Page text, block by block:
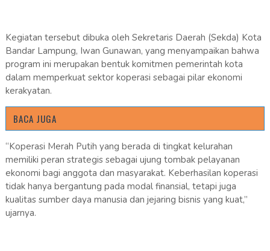
Kegiatan tersebut dibuka oleh Sekretaris Daerah (Sekda) Kota
Bandar Lampung, Iwan Gunawan, yang menyampaikan bahwa
program ini merupakan bentuk komitmen pemerintah kota
dalam memperkuat sektor koperasi sebagai pilar ekonomi
kerakyatan.
BACA JUGA
“Koperasi Merah Putih yang berada di tingkat kelurahan
memiliki peran strategis sebagai ujung tombak pelayanan
ekonomi bagi anggota dan masyarakat. Keberhasilan koperasi
tidak hanya bergantung pada modal finansial, tetapi juga
kualitas sumber daya manusia dan jejaring bisnis yang kuat,”
ujarnya.